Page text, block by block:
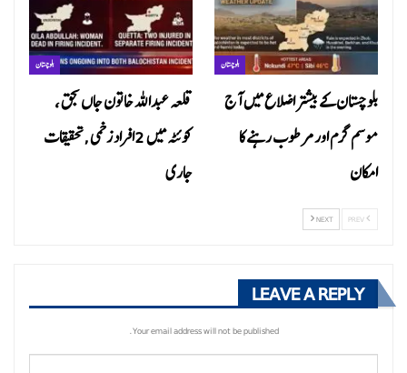
بلوچستان
قلعہ عبداللہ خاتون جاں بحق ،
کوئٹہ میں 2افراد زخمی ,تحقیقات
جاری
بلوچستان
بلوچستان کے بیشتر اضلاع میں آج
موسم گرم اور مرطوب رہنے کا
امکان
NEXT
LEAVE A REPLY
Your email address will not be published.